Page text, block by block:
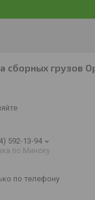
сборных грузов
592-13-94
по Минску
по телефону